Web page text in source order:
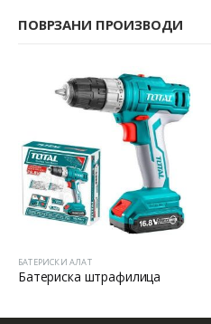
ПОВРЗАНИ ПРОИЗВОДИ
БАТЕРИСКИ АЛАТ
Батериска штрафилица